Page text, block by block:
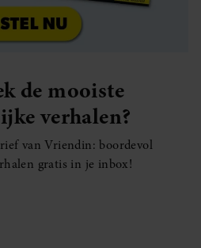
de mooiste
verhalen?
van Vriendin: boordevol
gratis in je inbox!